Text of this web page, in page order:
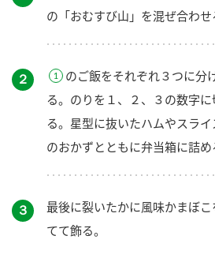
の「おむすび山」を混ぜ合わせ
２
のご飯をそれぞれ３つに分
る。のりを１、２、３の数字
る。星型に抜いたハムやスラ
のおかずとともに弁当箱に詰め
３
最後に裂いたかに風味かまぼ
てて飾る。